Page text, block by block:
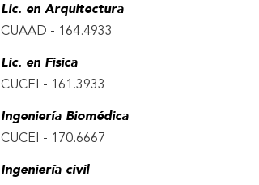
Lic. en Arquitectura
CUAAD - 164.4933
Lic. en Física
CUCEI - 161.3933
Ingeniería Biomédica
CUCEI - 170.6667
Ingeniería civil